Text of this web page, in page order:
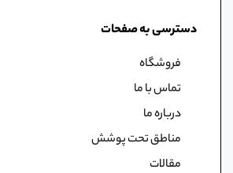
دسترسی به صفحات
فروشگاه
تماس با ما
درباره ما
مناطق تحت پوشش
مقالات